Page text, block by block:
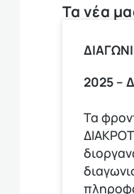
Τα νέα
2025 –
Τα